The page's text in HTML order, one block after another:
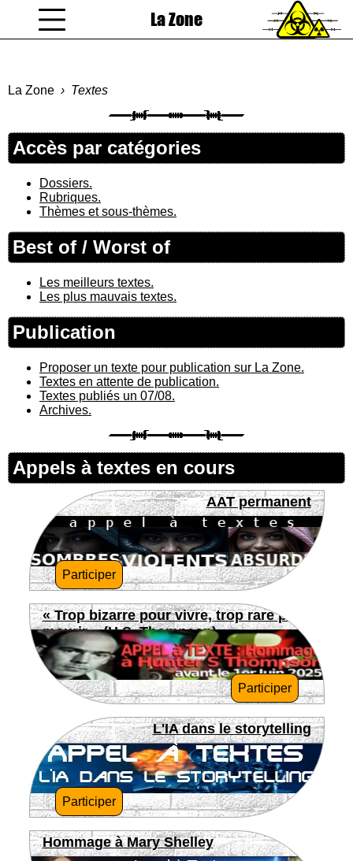
La Zone
La Zone Textes
Accès par catégories
Dossiers.
Rubriques.
Thèmes et sous-thèmes.
Best of / Worst of
Les meilleurs textes.
Les plus mauvais textes.
Publication
Proposer un texte pour publication sur La Zone.
Textes en attente de publication.
Textes publiés un 07/08.
Archives.
Appels à textes en cours
AAT permanent
Participer
« Trop bizarre pour vivre, trop rare pour
mourir » (H.S. Thompson)
Participer
L'IA dans le storytelling
Participer
Hommage à Mary Shelley